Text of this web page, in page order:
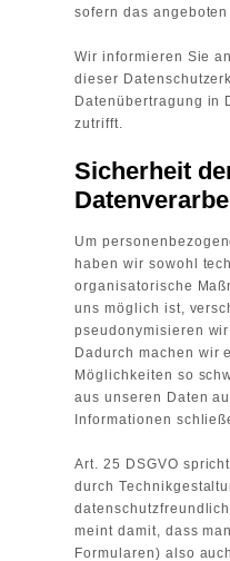
sofern das
Wir informieren Sie
dieser
Datenübertragung in
zutrifft.
Sicherheit
Um
haben wir sowohl
organisatorische
uns möglich ist,
pseudonymisieren
Dadurch machen wir
Möglichkeiten so
aus unseren Daten
Informationen
Art. 25 DSGVO
durch
meint damit, dass
Formularen) also